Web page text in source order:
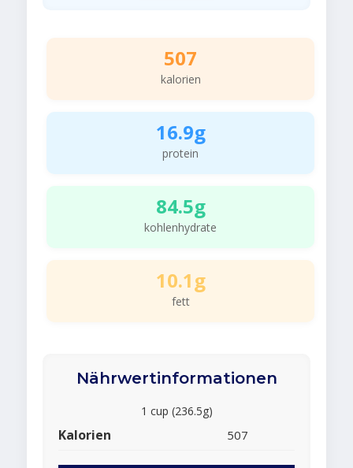
507
kalorien
16.9g
protein
84.5g
kohlenhydrate
10.1g
fett
Nährwertinformationen
1 cup (236.5g)
Kalorien 507